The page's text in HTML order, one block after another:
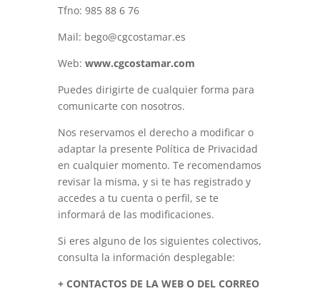
Tfno: 985 88 6 76
Mail: bego@cgcostamar.es
Web: www.cgcostamar.com
Puedes dirigirte de cualquier forma para
comunicarte con nosotros.
Nos reservamos el derecho a modificar o
adaptar la presente Política de Privacidad
en cualquier momento. Te recomendamos
revisar la misma, y si te has registrado y
accedes a tu cuenta o perfil, se te
informará de las modificaciones.
Si eres alguno de los siguientes colectivos,
consulta la información desplegable:
+ CONTACTOS DE LA WEB O DEL CORREO